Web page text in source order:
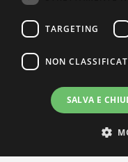
TARGETING
NON
SALVA E